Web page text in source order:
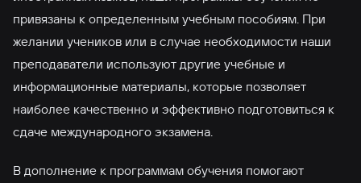
привязаны к определенным учебным пособиям. При
желании учеников или в случае необходимости наши
преподаватели используют другие учебные и
информационные материалы, которые позволяет
наиболее качественно и эффективно подготовиться к
сдаче международного экзамена.
В дополнение к программам обучения помогают